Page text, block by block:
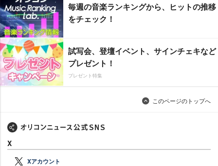
毎週の音楽ランキングから、ヒットの推移
をチェック！
試写会、登壇イベント、サインチェキなど
プレゼント！
プレゼント特集
このページのトップへ
X
Xアカウント